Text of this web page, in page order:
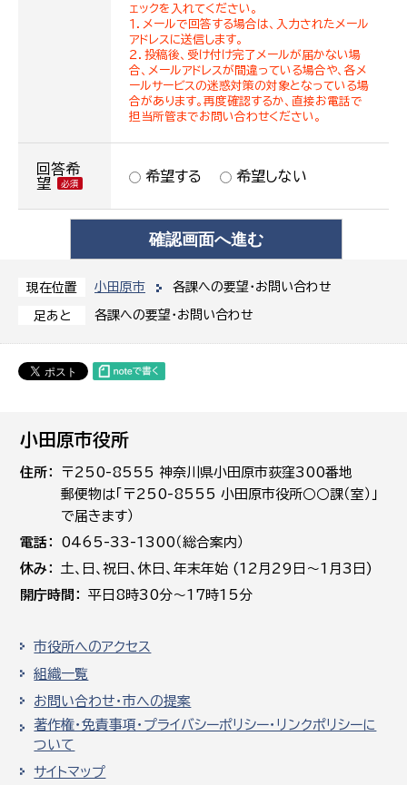
現在位置 小田原市 各課への要望・お問い合わせ
足あと 各課への要望・お問い合わせ
ェックを入れてください。
１．メールで回答する場合は、入力されたメール
アドレスに送信します。
２．投稿後、受け付け完了メールが届かない場
合、メールアドレスが間違っている場合や、各メ
ールサービスの迷惑対策の対象となっている場
合があります。再度確認するか、直接お電話で
担当所管までお問い合わせください。
回答希
望
希望する 希望しない
小田原市役所
住所
〒250-8555 神奈川県小田原市荻窪300番地
郵便物は「〒250-8555 小田原市役所○○課（室）」
で届きます）
電話
0465-33-1300（総合案内）
休み
土､日､祝日、休日、年末年始 (12月29日～1月3日)
開庁時間
平日8時30分～17時15分
市役所へのアクセス
組織一覧
お問い合わせ・市への提案
著作権・免責事項・プライバシーポリシー・リンクポリシーに
ついて
サイトマップ